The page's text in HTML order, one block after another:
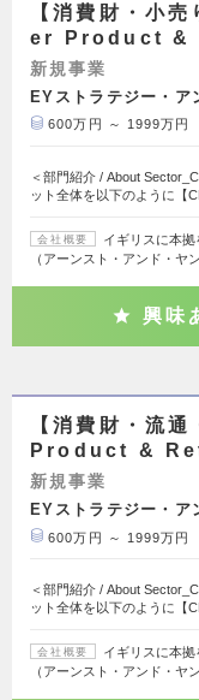
【消費財・小
er Product &
新規事業
EYストラテジー・ア
600万円 ～ 1999万円
＜部門紹介 / About
ット全体を以下のように【
会社概要
イギリスに本
（アーンスト・アンド・ヤ
興味
【消費財・流
Product &
新規事業
EYストラテジー・ア
600万円 ～ 1999万円
＜部門紹介 / About
ット全体を以下のように【
会社概要
イギリスに本
（アーンスト・アンド・ヤ